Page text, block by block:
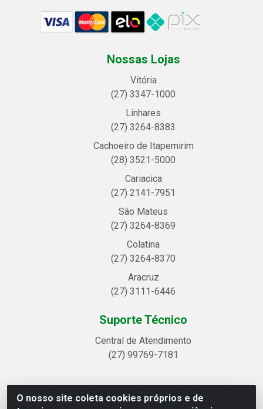
O nosso site coleta cookies próprios e de
Nossas Lojas
Vitória
(27) 3347-1000
Linhares
(27) 3264-8383
Cachoeiro de Itapemirim
(28) 3521-5000
Cariacica
(27) 2141-7951
São Mateus
(27) 3264-8369
Colatina
(27) 3264-8370
Aracruz
(27) 3111-6446
Suporte Técnico
Central de Atendimento
(27) 99769-7181
Linhavix Distribuidora LTDA - Avenida Alegre, 2521 -